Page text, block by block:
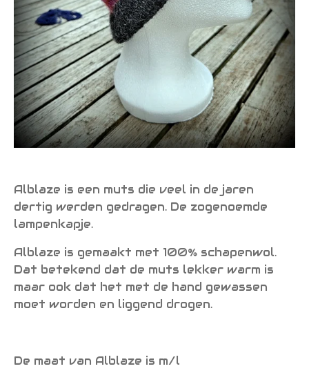
Alblaze is een muts die veel in de jaren
dertig werden gedragen. De zogenoemde
lampenkapje.
Alblaze is gemaakt met 100% schapenwol.
Dat betekend dat de muts lekker warm is
maar ook dat het met de hand gewassen
moet worden en liggend drogen.
De maat van Alblaze is m/l